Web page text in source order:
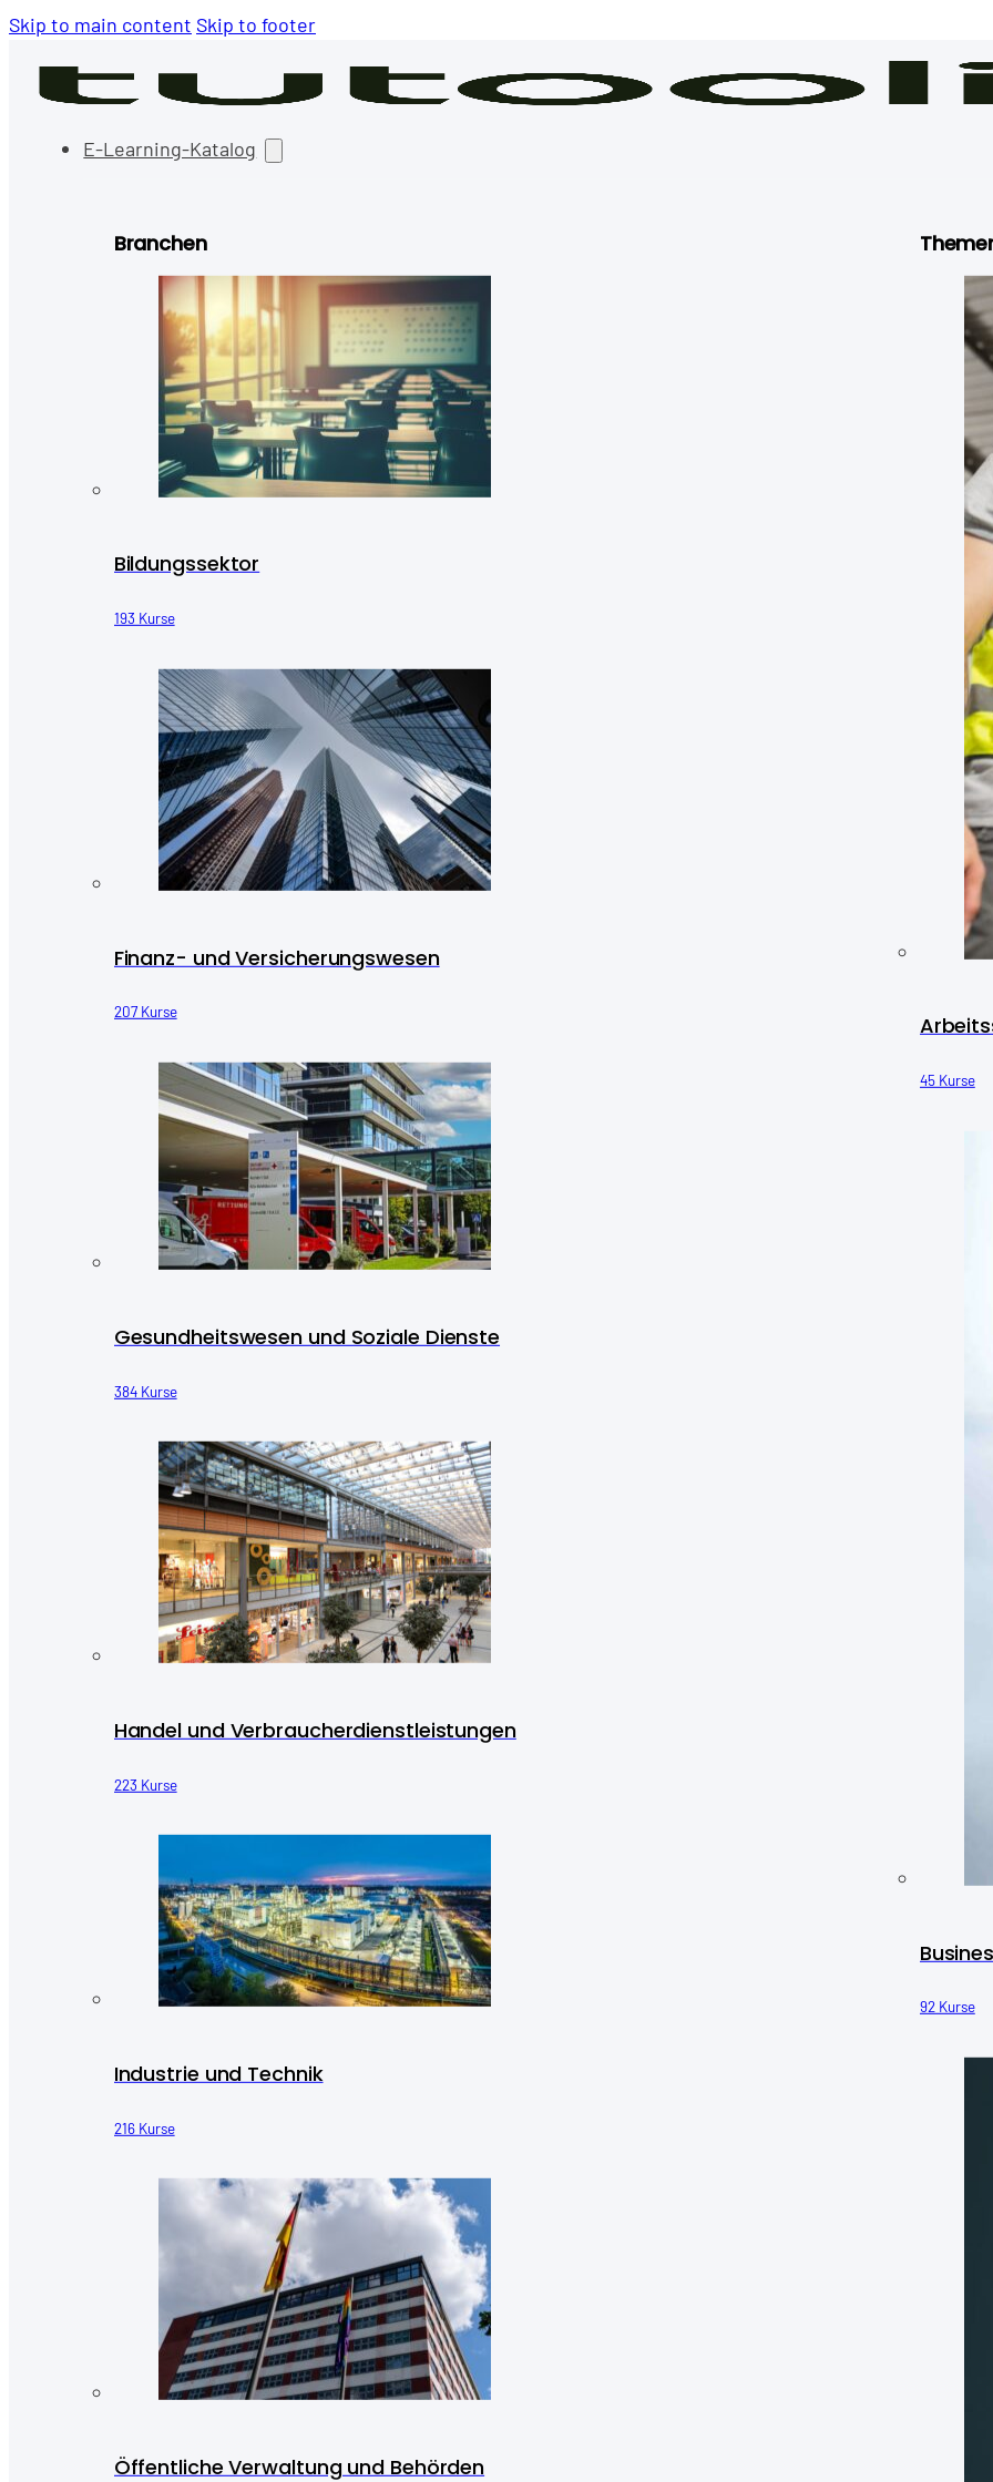
Skip to main content Skip to footer
E-Learning-Katalog
Branchen
Bildungssektor
193 Kurse
Finanz- und Versicherungswesen
207 Kurse
Gesundheitswesen und Soziale Dienste
384 Kurse
Handel und Verbraucherdienstleistungen
223 Kurse
Industrie und Technik
216 Kurse
Öffentliche Verwaltung und Behörden
45 Kurse
92 Kurse